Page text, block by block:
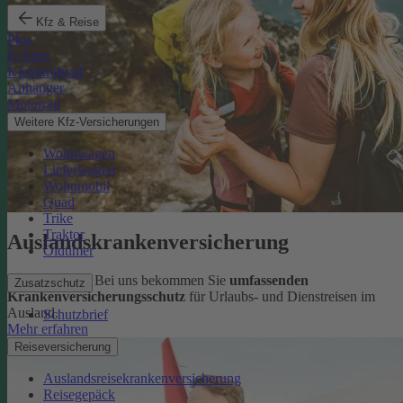
Kfz & Reise
Pkw
E-Auto
Kleinkraftrad
Anhänger
Motorrad
Weitere Kfz-Versicherungen
Wohnwagen
Lieferwagen
Wohnmobil
Quad
Trike
Traktor
Oldtimer
Zusatzschutz
Schutzbrief
Reiseversicherung
Auslandsreisekrankenversicherung
Reisegepäck
Auslandskrankenversicherung
Sorglos reisen: Bei uns bekommen Sie umfassenden
Krankenversicherungsschutz für Urlaubs- und Dienstreisen im
Ausland.
Mehr erfahren